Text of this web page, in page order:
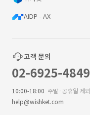
AIDP - AX
고객 문의
02-6925-4849
10:00-18:00 주말·공휴일 제외
help@wishket.com